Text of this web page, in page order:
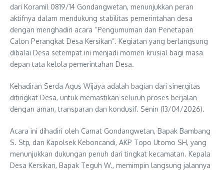
dari Koramil 0819/14 Gondangwetan, menunjukkan peran
aktifnya dalam mendukung stabilitas pemerintahan desa
dengan menghadiri acara “Pengumuman dan Penetapan
Calon Perangkat Desa Kersikan”. Kegiatan yang berlangsung
dibalai Desa setempat ini menjadi momen krusial bagi masa
depan tata kelola pemerintahan Desa.
Kehadiran Serda Agus Wijaya adalah bagian dari sinergitas
ditingkat Desa, untuk memastikan seluruh proses berjalan
dengan aman, transparan dan kondusif. Senin (13/04/2026).
Acara ini dihadiri oleh Camat Gondangwetan, Bapak Bambang
S. Stp, dan Kapolsek Keboncandi, AKP Topo Utomo SH, yang
menunjukkan dukungan penuh dari tingkat kecamatan. Kepala
Desa Kersikan, Bapak Teguh W., memimpin langsung jalannya